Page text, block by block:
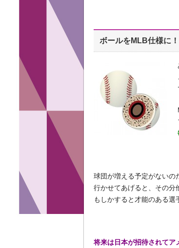
ボールをMLB仕様に！
球団が増える予定がないの
行かせてあげると、その分
もしかすると才能のある選
将来は日本が招待されてア